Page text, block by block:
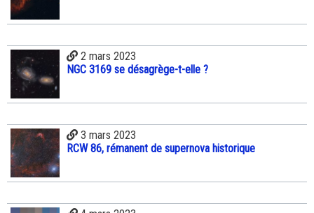
2 mars 2023
NGC 3169 se désagrège-t-elle ?
3 mars 2023
RCW 86, rémanent de supernova historique